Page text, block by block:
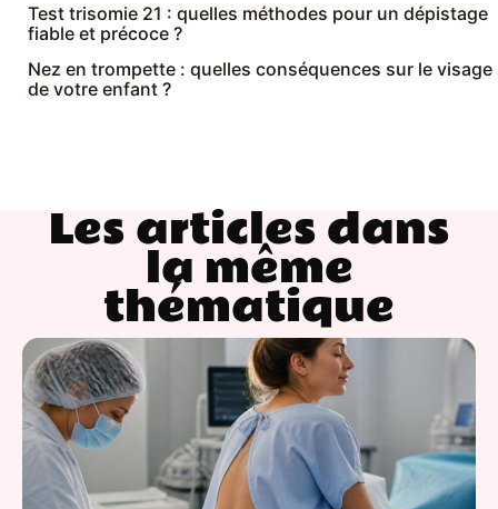
Test trisomie 21 : quelles méthodes pour un dépistage
fiable et précoce ?
Nez en trompette : quelles conséquences sur le visage
de votre enfant ?
Les articles dans
la même
thématique